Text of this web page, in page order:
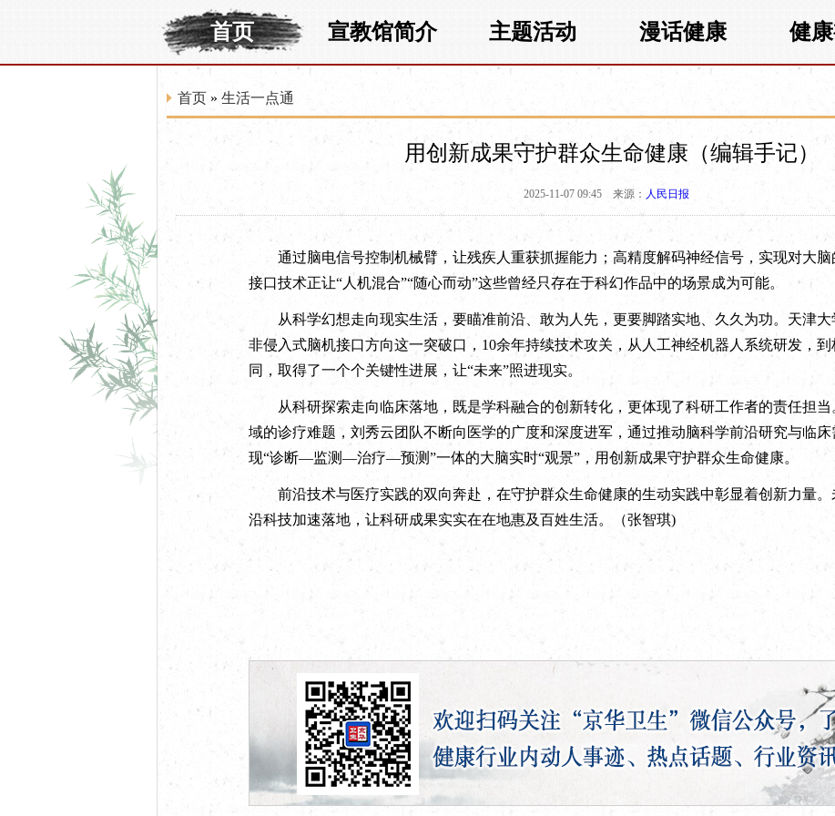
首页 宣教馆简介 主题活动 漫话健康 健
首页 » 生活一点通
用创新成果守护群众生命健康（编辑手记）
2025-11-07 09:45 来源： 人民日报
通过脑电信号控制机械臂，让残疾人重获抓握能力；高精度解码神经信号，实现对大
接口技术正让“人机混合”“随心而动”这些曾经只存在于科幻作品中的场景成为可能。
从科学幻想走向现实生活，要瞄准前沿、敢为人先，更要脚踏实地、久久为功。天津大
非侵入式脑机接口方向这一突破口，10余年持续技术攻关，从人工神经机器人系统研发，
同，取得了一个个关键性进展，让“未来”照进现实。
从科研探索走向临床落地，既是学科融合的创新转化，更体现了科研工作者的责任担当
域的诊疗难题，刘秀云团队不断向医学的广度和深度进军，通过推动脑科学前沿研究与临
现“诊断—监测—治疗—预测”一体的大脑实时“观景”，用创新成果守护群众生命健康。
前沿技术与医疗实践的双向奔赴，在守护群众生命健康的生动实践中彰显着创新力量。
沿科技加速落地，让科研成果实实在在地惠及百姓生活。（张智琪)